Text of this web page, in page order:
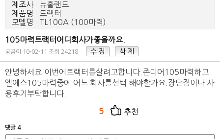
제조사
뉴홀랜드
제품명
트랙터
모델명
TL100A (100마력)
105마력트랙터어디회사가좋을까요.
궁금이 10-02-11 조회 24218 수 정 삭 제
안녕하세요.이번에트랙터를살려고합니다.존디어105마력하고
엘에스105마력중에 어느 회사를선택 해야할가요.장단점이나 사
용후기부탁합니다.
5 추천
댓글 4